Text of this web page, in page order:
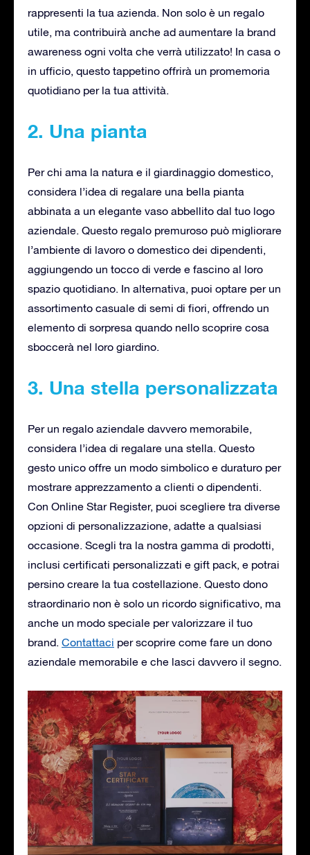
rappresenti la tua azienda. Non solo è un regalo
utile, ma contribuirà anche ad aumentare la brand
awareness ogni volta che verrà utilizzato! In casa o
in ufficio, questo tappetino offrirà un promemoria
quotidiano per la tua attività.
2. Una pianta
Per chi ama la natura e il giardinaggio domestico,
considera l’idea di regalare una bella pianta
abbinata a un elegante vaso abbellito dal tuo logo
aziendale. Questo regalo premuroso può migliorare
l’ambiente di lavoro o domestico dei dipendenti,
aggiungendo un tocco di verde e fascino al loro
spazio quotidiano. In alternativa, puoi optare per un
assortimento casuale di semi di fiori, offrendo un
elemento di sorpresa quando nello scoprire cosa
sboccerà nel loro giardino.
3. Una stella personalizzata
Per un regalo aziendale davvero memorabile,
considera l’idea di regalare una stella. Questo
gesto unico offre un modo simbolico e duraturo per
mostrare apprezzamento a clienti o dipendenti.
Con Online Star Register, puoi scegliere tra diverse
opzioni di personalizzazione, adatte a qualsiasi
occasione. Scegli tra la nostra gamma di prodotti,
inclusi certificati personalizzati e gift pack, e potrai
persino creare la tua costellazione. Questo dono
straordinario non è solo un ricordo significativo, ma
anche un modo speciale per valorizzare il tuo
brand. Contattaci per scoprire come fare un dono
aziendale memorabile e che lasci davvero il segno.